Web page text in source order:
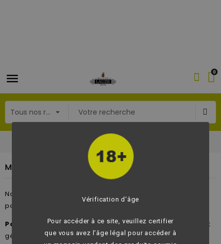
Vérification d'âge
Pour accéder à ce site, veuillez certifier
que vous avez l'âge légal pour accéder à
0
Méthodes de paiements
Méthodes de paiements
Notre site de vente est sécurisé aux normes SSL. Vous
pouvez utiliser les méthodes de paiements suivants :
Par Carte BancaireLe paiement par Carte Bancaire est
géré par le Crédit Agricole.